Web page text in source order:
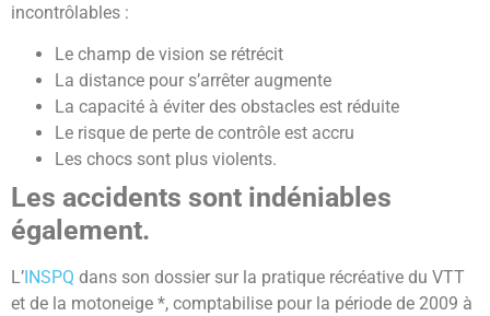
incontrôlables :
Le champ de vision se rétrécit
La distance pour s’arrêter augmente
La capacité à éviter des obstacles est réduite
Le risque de perte de contrôle est accru
Les chocs sont plus violents.
Les accidents sont indéniables
également.
L’ INSPQ dans son dossier sur la pratique récréative du VTT
et de la motoneige *, comptabilise pour la période de 2009 à